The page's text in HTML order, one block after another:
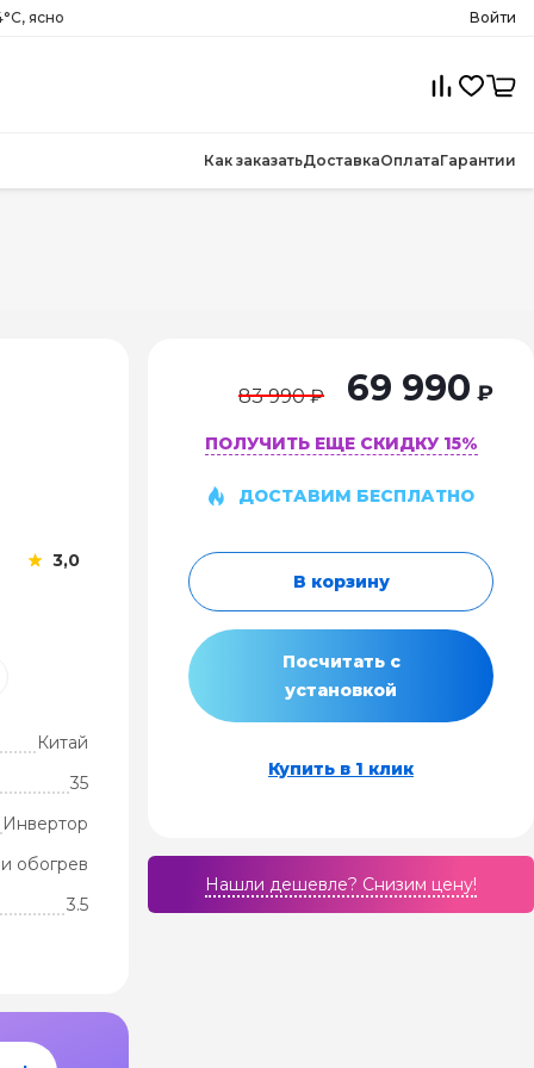
ясно Войти
Как заказатьДоставкаОплатаГарантии
3,0
Китай
35
Инвертор
обогрев
3.5
83 990 ₽ 69 990 ₽
ПОЛУЧИТЬ ЕЩЕ СКИДКУ 15%
ДОСТАВИМ БЕСПЛАТНО
В корзину
Посчитать с
установкой
Купить в 1 клик
Нашли дешевле? Cнизим цену!